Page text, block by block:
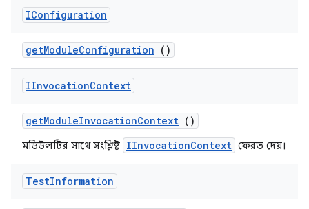
IConfiguration
getModuleConfiguration ()
IInvocationContext
getModuleInvocationContext ()
মডিউলটির সাথে সংশ্লিষ্ট IInvocationContext ফেরত দেয়।
TestInformation